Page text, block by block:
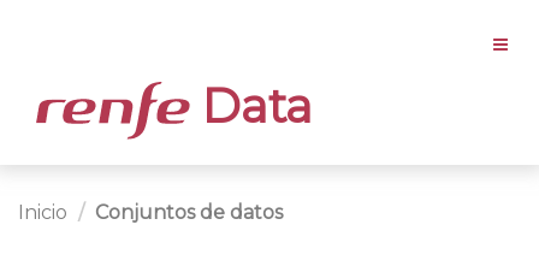
Data
Inicio Conjuntos de datos